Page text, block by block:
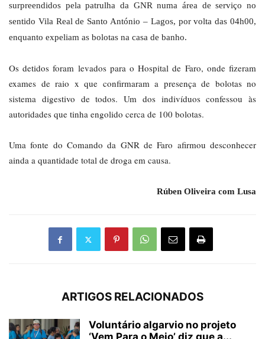
surpreendidos pela patrulha da GNR numa área de serviço no
sentido Vila Real de Santo António – Lagos, por volta das 04h00,
enquanto expeliam as bolotas na casa de banho.
Os detidos foram levados para o Hospital de Faro, onde fizeram
exames de raio x que confirmaram a presença de bolotas no
sistema digestivo de todos. Um dos indivíduos confessou às
autoridades que tinha engolido cerca de 100 bolotas.
Uma fonte do Comando da GNR de Faro afirmou desconhecer
ainda a quantidade total de droga em causa.
Rúben Oliveira com Lusa
ARTIGOS RELACIONADOS
Voluntário algarvio no projeto